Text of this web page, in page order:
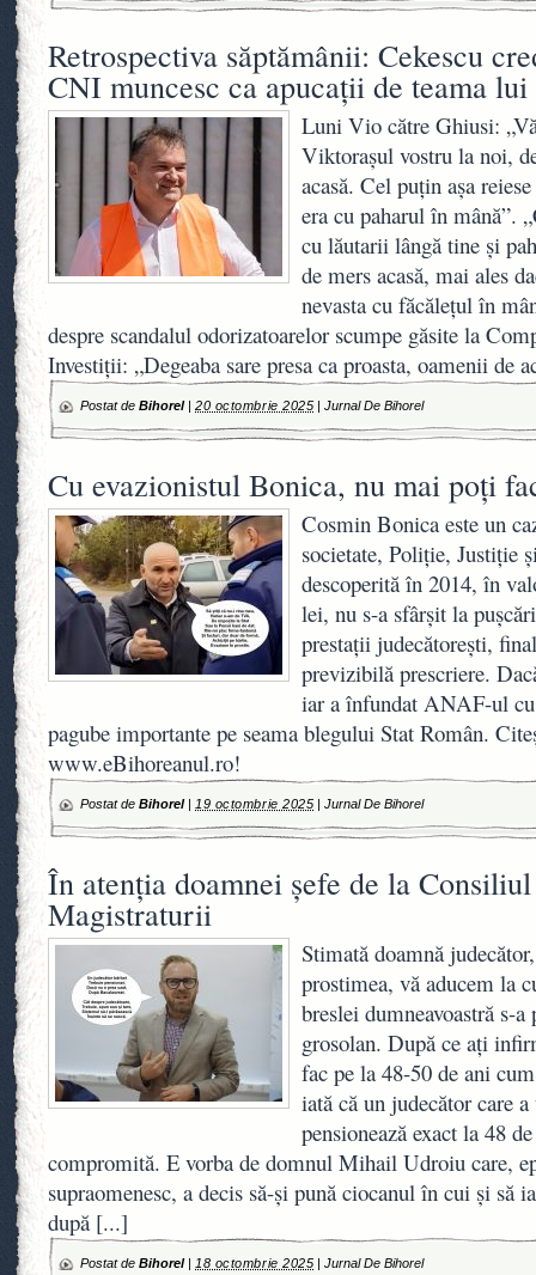
Retrospectiva săptămânii: Cekescu
CNI muncesc ca apucații de teama
Luni Vio către Ghiusi:
Viktorașul vostru la noi,
acasă. Cel puțin așa
era cu paharul în mână”.
cu lăutarii lângă tine și
de mers acasă, mai ales
nevasta cu făcălețul în
despre scandalul odorizatoarelor scumpe găsite la
Investiții: „Degeaba sare presa ca proasta, oamenii de
Postat de Bihorel| 20 octombrie 2025 |Jurnal De Bihorel
Cu evazionistul Bonica, nu mai poți
Cosmin Bonica este un
societate, Poliție, Justiție
descoperită în 2014, în
lei, nu s-a sfârșit la
prestații judecătorești,
previzibilă prescriere.
iar a înfundat ANAF-ul
pagube importante pe seama blegului Stat Român.
www.eBihoreanul.ro!
Postat de Bihorel| 19 octombrie 2025 |Jurnal De Bihorel
În atenția doamnei șefe de la
Magistraturii
Stimată doamnă
prostimea, vă aducem la
breslei dumneavoastră s-a
grosolan. După ce ați
fac pe la 48-50 de ani
iată că un judecător care
pensionează exact la 48
compromită. E vorba de domnul Mihail Udroiu care,
supraomenesc, a decis să-și pună ciocanul în cui și să
după [...]
Postat de Bihorel| 18 octombrie 2025 |Jurnal De Bihorel